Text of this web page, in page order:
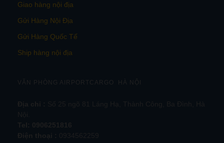
Giao hàng nội địa
Gửi Hàng Nội Địa
Gửi Hàng Quốc Tế
Ship hàng nội địa
VĂN PHÒNG AIRPORTCARGO HÀ NỘI